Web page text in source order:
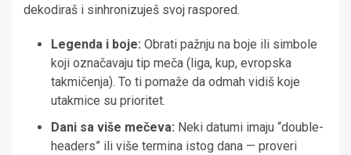
dekodiraš i sinhronizuješ svoj raspored.
Legenda i boje: Obrati pažnju na boje ili simbole
koji označavaju tip meča (liga, kup, evropska
takmičenja). To ti pomaže da odmah vidiš koje
utakmice su prioritet.
Dani sa više mečeva: Neki datumi imaju “double-
headers” ili više termina istog dana — proveri